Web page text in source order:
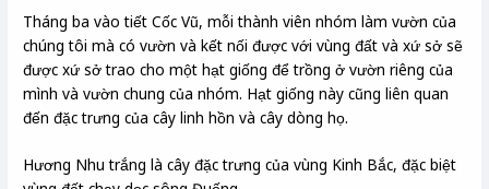
Tháng ba vào tiết Cốc Vũ, mỗi thành viên nhóm làm vườn của
chúng tôi mà có vườn và kết nối được với vùng đất và xứ sở sẽ
được xứ sở trao cho một hạt giống để trồng ở vườn riêng của
mình và vườn chung của nhóm. Hạt giống này cũng liên quan
đến đặc trưng của cây linh hồn và cây dòng họ.
Hương Nhu trắng là cây đặc trưng của vùng Kinh Bắc, đặc biệt